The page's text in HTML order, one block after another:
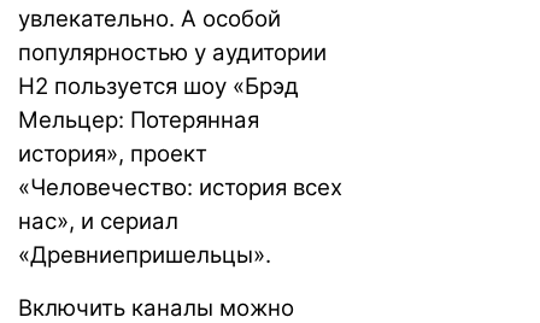
увлекательно. А особой
популярностью у аудитории
H2 пользуется шоу «Брэд
Мельцер: Потерянная
история», проект
«Человечество: история всех
нас», и сериал
«Древниепришельцы».
Включить каналы можно